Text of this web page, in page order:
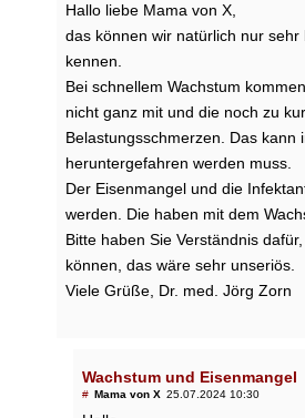
Hallo liebe Mama von X,
das können wir natürlich nur
kennen.
Bei schnellem Wachstum
nicht ganz mit und die noch zu
Belastungsschmerzen. Das
heruntergefahren werden muss.
Der Eisenmangel und die
werden. Die haben mit dem
Bitte haben Sie Verständnis
können, das wäre sehr unseriös.
Viele Grüße, Dr. med. Jörg Zorn
Wachstum und Eisenmangel
# Mama von X 25.07.2024 10:30